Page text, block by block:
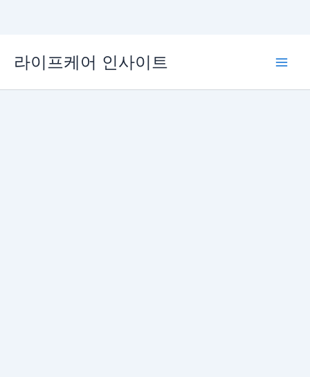
로
라이프케어 인사이트